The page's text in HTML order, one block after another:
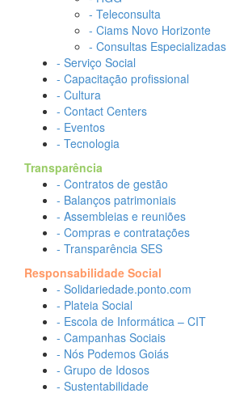
- Teleconsulta
- Ciams Novo Horizonte
- Consultas Especializadas
- Serviço Social
- Capacitação profissional
- Cultura
- Contact Centers
- Eventos
- Tecnologia
Transparência
- Contratos de gestão
- Balanços patrimoniais
- Assembleias e reuniões
- Compras e contratações
- Transparência SES
Responsabilidade Social
- Solidariedade.ponto.com
- Plateia Social
- Escola de Informática – CIT
- Campanhas Sociais
- Nós Podemos Goiás
- Grupo de Idosos
- Sustentabilidade